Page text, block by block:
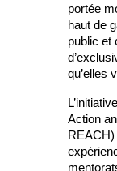
portée
haut de
public et
qu’elles
Action
REACH)